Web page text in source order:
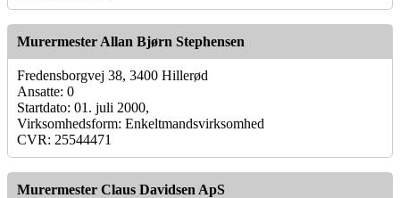
Murermester Allan Bjørn Stephensen
Fredensborgvej 38, 3400 Hillerød
Ansatte: 0
Startdato: 01. juli 2000,
Virksomhedsform: Enkeltmandsvirksomhed
CVR: 25544471
Murermester Claus Davidsen ApS